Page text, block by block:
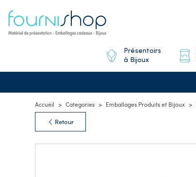
Présentoirs
à Bijoux
Accueil Categories Emballages Produits et Bijoux
Retour